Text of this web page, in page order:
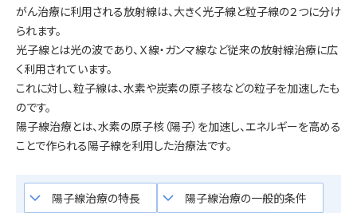
がん治療に利用される放射線は、大きく光子線と粒子線の２つに分け
られます。
光子線とは光の波であり、Ｘ線・ガンマ線など従来の放射線治療に広
く利用されています。
これに対し、粒子線は、水素や炭素の原子核などの粒子を加速したも
のです。
陽子線治療とは、水素の原子核（陽子）を加速し、エネルギーを高める
ことで作られる陽子線を利用した治療法です。
keyboard_arrow_down 陽子線治療の特長 keyboard_arrow_down 陽子線治療の一般的条件